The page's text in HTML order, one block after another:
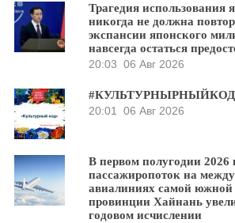
Трагедия использования
никогда не должна
экспансии японского
навсегда остаться
20:03 06 Авг 2026
20:01
06 Авг 2026
В первом полугодии 2026
пассажиропоток на
авиалиниях самой южной
провинции Хайнань
годовом исчислении